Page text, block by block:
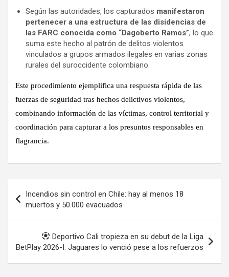
Según las autoridades, los capturados manifestaron
pertenecer a una estructura de las disidencias de
las FARC conocida como “Dagoberto Ramos”, lo que
suma este hecho al patrón de delitos violentos
vinculados a grupos armados ilegales en varias zonas
rurales del suroccidente colombiano.
Este procedimiento ejemplifica una respuesta rápida de las
fuerzas de seguridad tras hechos delictivos violentos,
combinando información de las víctimas, control territorial y
coordinación para capturar a los presuntos responsables en
flagrancia.
de
entradas
Incendios sin control en Chile: hay al menos 18
muertos y 50.000 evacuados
Deportivo Cali tropieza en su debut de la Liga
BetPlay 2026-I: Jaguares lo venció pese a los refuerzos